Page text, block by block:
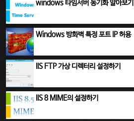
windows 타임서버 동기화 알아보기
Windows 방화벽 특정 포트 IP 허용
IIS FTP 가상 디렉터리 설정하기
IIS 8 MIME의 설정하기